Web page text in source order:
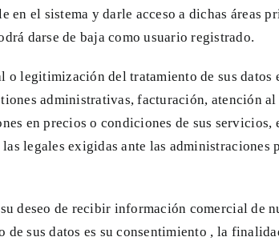
el sistema y darle acceso a dichas áreas
darse de baja como usuario registrado.
o legitimización del tratamiento de sus
administrativas, facturación, atención
en precios o condiciones de sus
legales exigidas ante las administraciones
deseo de recibir información comercial de
sus datos es su consentimiento , la